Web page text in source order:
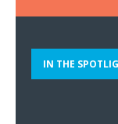
IN THE